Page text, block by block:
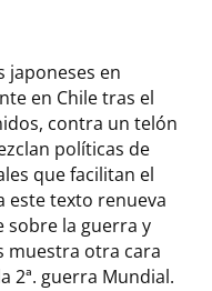
japoneses en
en Chile tras el
contra un telón
políticas de
que facilitan el
este texto renueva
sobre la guerra y
muestra otra cara
2ª. guerra Mundial.